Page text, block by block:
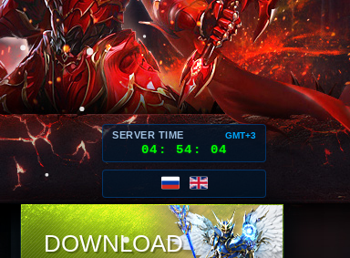
SERVER TIME GMT+3
04: 54 : 08
DOWNLOAD